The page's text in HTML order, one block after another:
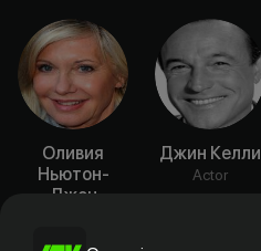
Оливия
Ньютон-
Джон
Джин Келли
Actor